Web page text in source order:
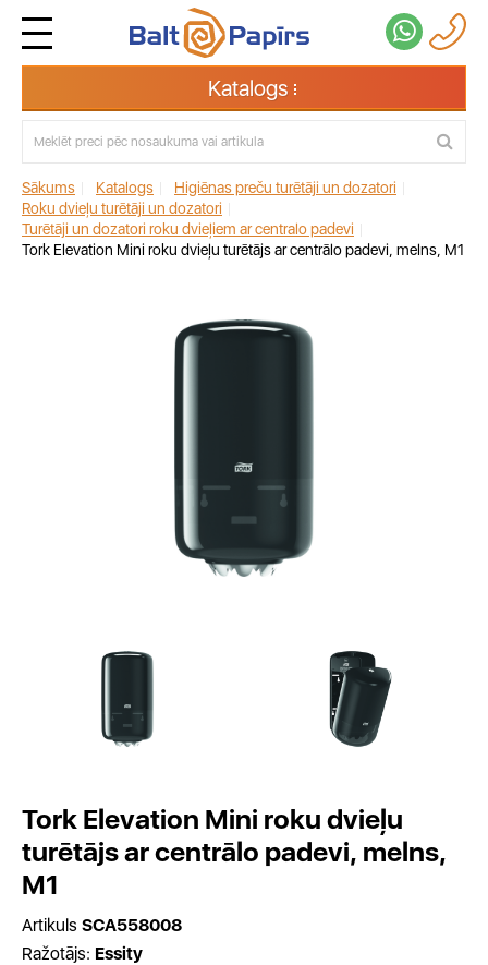
Katalogs
Sākums Katalogs Higiēnas preču turētāji un dozatori
Roku dvieļu turētāji un dozatori
Turētāji un dozatori roku dvieļiem ar centralo padevi
Tork Elevation Mini roku dvieļu turētājs ar centrālo padevi, melns, M1
Tork Elevation Mini roku dvieļu
turētājs ar centrālo padevi, melns,
M1
Artikuls SCA558008
Ražotājs: Essity